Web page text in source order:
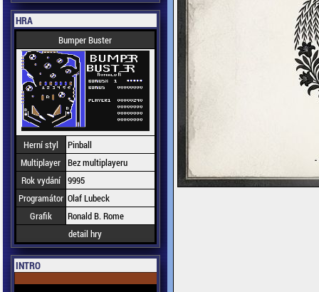
HRA
Bumper Buster
Herní styl
Pinball
Multiplayer Bez multiplayeru
Rok vydání 9995
Programátor Olaf Lubeck
Grafik
Ronald B. Rome
detail hry
INTRO